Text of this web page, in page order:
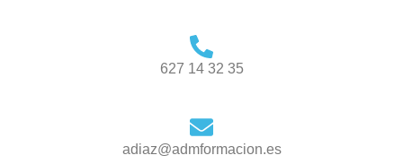
627 14 32 35
adiaz@admformacion.es